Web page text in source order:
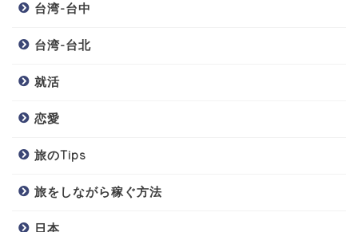
台湾-台中
台湾-台北
就活
恋愛
旅のTips
旅をしながら稼ぐ方法
日本